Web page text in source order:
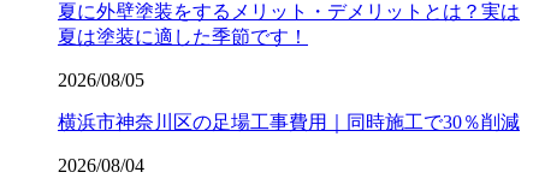
夏に外壁塗装をするメリット・デメリットとは？実は
夏は塗装に適した季節です！
2026/08/05
横浜市神奈川区の足場工事費用｜同時施工で30％削減
2026/08/04